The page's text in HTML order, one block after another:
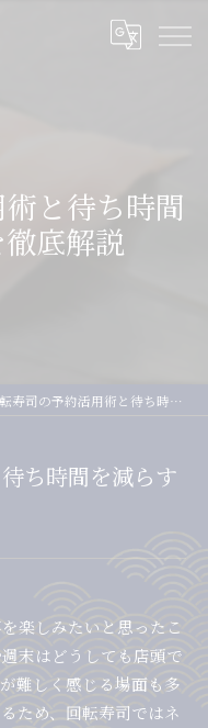
と待ち時間
底解説
司の予約活用術と待ち時間を減らすコツを徹底解説
ち時間を減らす
楽しみたいと思ったこ
末はどうしても店頭で
難しく感じる場面も多
ため、回転寿司ではネ